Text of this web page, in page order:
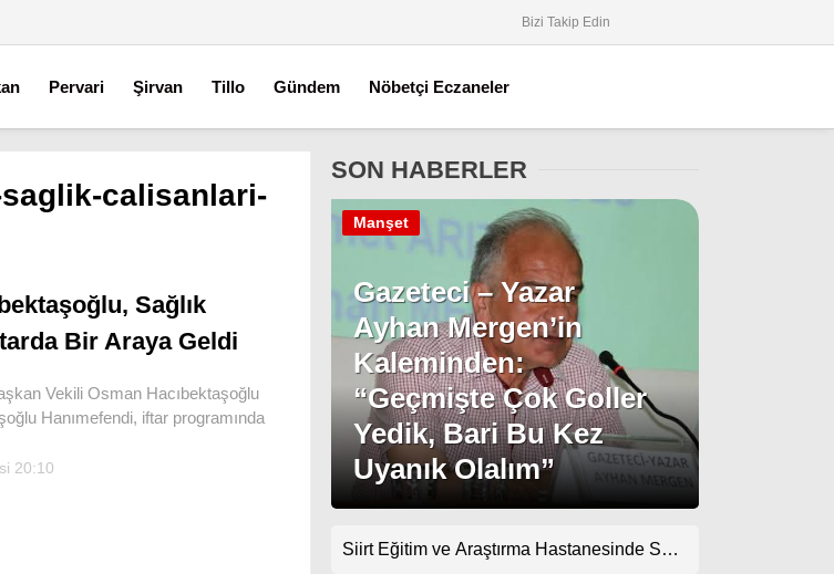
Gündem
Bizi Takip Edin
Pervari Şirvan Tillo Gündem Nöbetçi Eczaneler
calisanlari-
Sağlık
Bir Araya Geldi
Vekili Osman Hacıbektaşoğlu
Hanımefendi, iftar programında
20:10
SON HABERLER
Gazeteci – Yazar
Ayhan Mergen’in
Kaleminden:
“Geçmişte Çok Goller
Yedik, Bari Bu Kez
Uyanık Olalım”
Manşet
Siirt Eğitim ve Araştırma Hastanesinde Son